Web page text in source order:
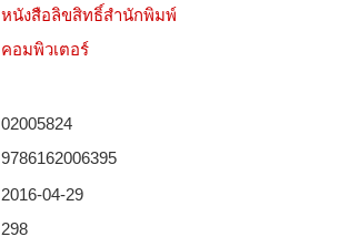
หนังสือลิขสิทธิ์สำนักพิมพ์
คอมพิวเตอร์
02005824
9786162006395
2016-04-29
298